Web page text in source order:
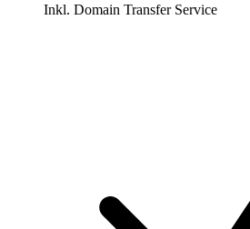
Inkl. Domain Transfer Service